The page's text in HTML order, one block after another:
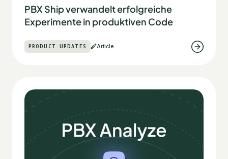
PBX Ship verwandelt erfolgreiche
Experimente in produktiven Code
PRODUCT UPDATES Article